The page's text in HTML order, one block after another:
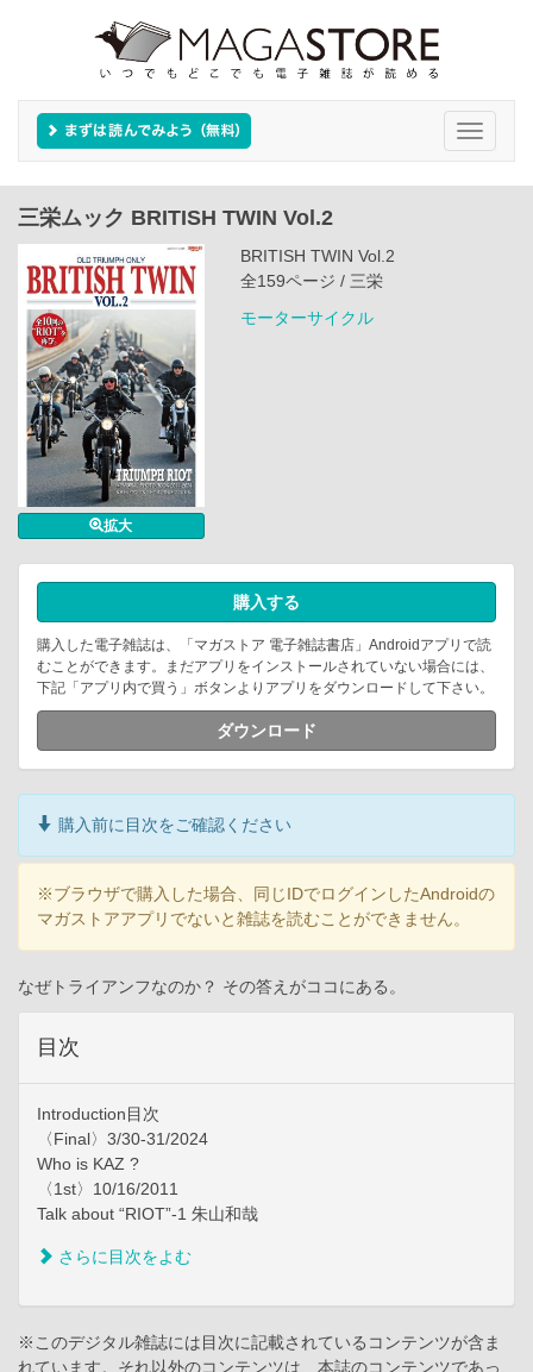
Toggle
三栄ムック BRITISH TWIN Vol.2
拡大
BRITISH TWIN Vol.2
全159ページ / 三栄
モーターサイクル
購入する
購入した電子雑誌は、「マガストア 電子雑誌書店」Androidアプリで読
むことができます。まだアプリをインストールされていない場合には、
下記「アプリ内で買う」ボタンよりアプリをダウンロードして下さい。
ダウンロード
購入前に目次をご確認ください
※ブラウザで購入した場合、同じIDでログインしたAndroidの
マガストアアプリでないと雑誌を読むことができません。
なぜトライアンフなのか？ その答えがココにある。
目次
Introduction目次
〈Final〉3/30-31/2024
Who is KAZ ?
〈1st〉10/16/2011
Talk about “RIOT”-1 朱山和哉
さらに目次をよむ
※このデジタル雑誌には目次に記載されているコンテンツが含ま
れています。それ以外のコンテンツは、本誌のコンテンツであっ